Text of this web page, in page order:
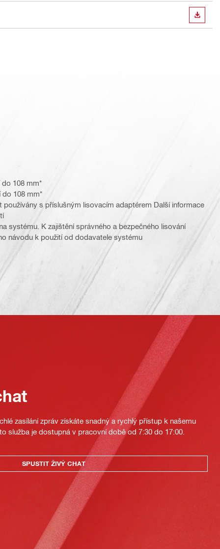
108 mm*
do 108 mm*
používány s příslušným lisovacím adaptérem Další informace
systému. K zajištění správného a bezpečného lisování
návodu k použití od dodavatele systému
zasílání zpráv získáte snadný a rychlý přístup k našemu
služba je dostupná v pracovní době od 7:30 do 17:00.
SPUSTIT ŽIVÝ CHAT